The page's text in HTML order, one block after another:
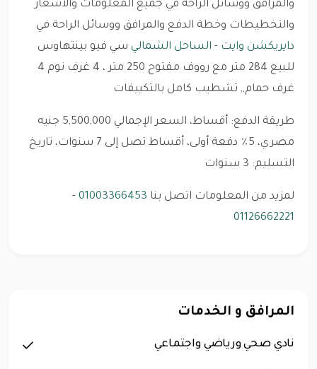
والمرافق ووسائل الراحة في جميع المعلومات والأسعار
والتخطيطات وخطة الدفع والمرافق ووسائل الراحة في
دايريكشن وايت - الساحل الشمالي سي فيو بينتهاوس
للبيع 284 متر مع رووف مفتوح 250 متر ، 4 غرف نوم 4
غرف حمام,, تشطيب كامل بالتكييفات
طريقة الدفع: أقساط، السعر الإجمالي 5,500,000 جنيه
مصري، 5٪ دفعة أولى، أقساط تصل إلى 7 سنوات، تاريخ
التسليم: 3 سنوات
لمزيد من المعلومات اتصل بنا 01003366453
-
01126662221
المرافق و الخدمات
نادي صحي ورياضي واجتماعي